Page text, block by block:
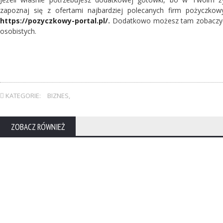
zapoznaj się z ofertami najbardziej polecanych firm
https://pozyczkowy-portal.pl/. Dodatkowo możesz tam
osobistych.
KATEGORIE: BIZNES,
ZOBACZ RÓWNIEŻ